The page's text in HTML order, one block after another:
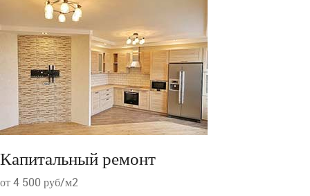
Капитальный ремонт
от 4 500 руб/м2